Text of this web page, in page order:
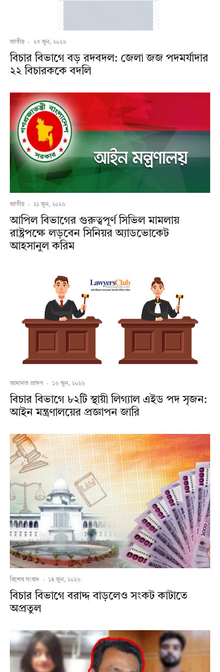
জাতীয় · ২৩ জুন, ২০২৬
বিচার বিভাগে বড় রদবদল: জেলা জজ পদমর্যাদার
২২ বিচারককে বদলি
জাতীয় · ২১ জুন, ২০২৬
আপিল বিভাগের গুরুত্বপূর্ণ সিভিল মামলায়
রাষ্ট্রপক্ষে লড়বেন সিনিয়র অ্যাডভোকেট
আহসানুল করিম
আদালত প্রাঙ্গণ · ১৬ জুন, ২০২৬
বিচার বিভাগে ৮২টি স্থায়ী লিগ্যাল এইড পদ সৃজন:
আইন মন্ত্রণালয়ের প্রজ্ঞাপন জারি
বিশেষ সংবাদ · ১৪ জুন, ২০২৬
বিচার বিভাগে বরাদ্দ বাড়লেও সংকট কাটাতে
অপ্রতুল